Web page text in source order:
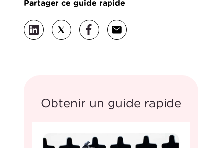
Partager ce guide rapide
Obtenir un guide rapide